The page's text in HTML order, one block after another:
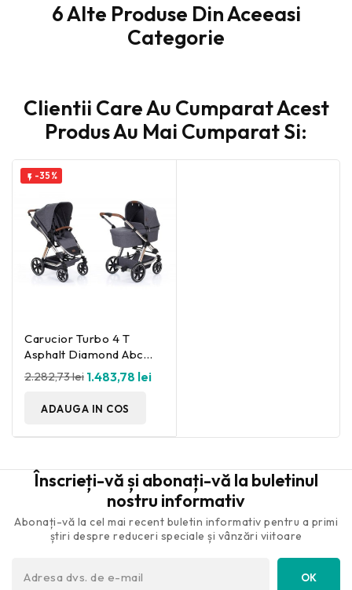
6 Alte Produse Din Aceeasi
Categorie
Clientii Care Au Cumparat Acest
Produs Au Mai Cumparat Si:
 -35%
Carucior Turbo 4 T
Asphalt Diamond Abc
Design
2.282,73 lei 1.483,78 lei
ADAUGA IN COS
Înscrieți-vă și abonați-vă la buletinul
nostru informativ
Abonați-vă la cel mai recent buletin informativ pentru a primi
știri despre reduceri speciale și vânzări viitoare